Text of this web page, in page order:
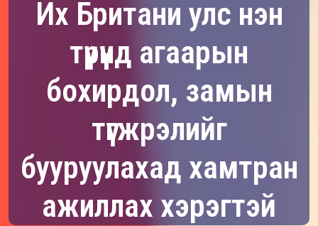
Их Британи улс нэн
түрүүнд агаарын
бохирдол, замын
түгжрэлийг
бууруулахад хамтран
ажиллах хэрэгтэй